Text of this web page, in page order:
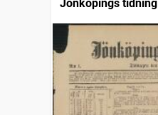
Jönköpings tidning